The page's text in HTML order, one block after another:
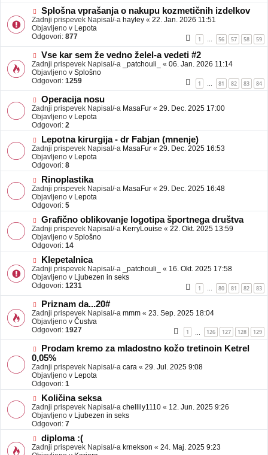
b
a
v
e
N
o
v
e
b
a
v
e
Splošna vprašanja o nakupu kozmetičnih izdelkov
Zadnji prispevek Napisal/-a hayley « 22. Jan. 2026 11:51
Objavljeno v Lepota
Odgovori: 877 1 … 56 57 58 59
N
o
v
e
b
a
v
e
Vse kar sem že vedno želel-a vedeti #2
Zadnji prispevek Napisal/-a _patchouli_ « 06. Jan. 2026 11:14
Objavljeno v Splošno
Odgovori: 1259 1 81 82 83 84
N
o
v
e
o
j
a
v
e
Operacija nosu
Zadnji prispevek Napisal/-a MasaFur « 29. Dec. 2025 17:00
Objavljeno v Lepota
Odgovori: 2
N
o
v
e
o
j
a
v
e
Lepotna kirurgija - dr Fabjan (mnenje)
Zadnji prispevek Napisal/-a MasaFur « 29. Dec. 2025 16:53
Objavljeno v Lepota
Odgovori: 8
N
o
v
e
o
b
j
a
v
e
Rinoplastika
Zadnji prispevek Napisal/-a MasaFur « 29. Dec. 2025 16:48
Objavljeno v Lepota
Odgovori: 5
N
o
v
e
o
j
a
v
e
Grafično oblikovanje logotipa športnega društva
Zadnji prispevek Napisal/-a KerryLouise « 22. Okt. 2025 13:59
Objavljeno v Splošno
Odgovori: 14
N
o
v
e
b
a
v
e
Klepetalnica
Zadnji prispevek Napisal/-a _patchouli_ « 16. Okt. 2025 17:58
Objavljeno v Ljubezen in seks
Odgovori: 1231 1 80 81 82 83
N
o
v
e
o
b
j
a
v
e
Priznam da...20#
Zadnji prispevek Napisal/-a mmm « 23. Sep. 2025 18:04
Objavljeno v Čustva
Odgovori: 1927 1 126 127 128 129
N
o
v
e
o
b
a
v
e
Prodam kremo za mladostno kožo tretinoin Ketrel
0,05%
Zadnji prispevek Napisal/-a cara « 29. Jul. 2025 9:08
Objavljeno v Lepota
Odgovori: 1
N
o
v
e
o
b
j
Količina seksa
Zadnji prispevek Napisal/-a chellily1110 « 12. Jun. 2025 9:26
Objavljeno v Ljubezen in seks
Odgovori: 7
N
o
diploma :(
Zadnji prispevek Napisal/-a krnekson « 24. Maj. 2025 9:23